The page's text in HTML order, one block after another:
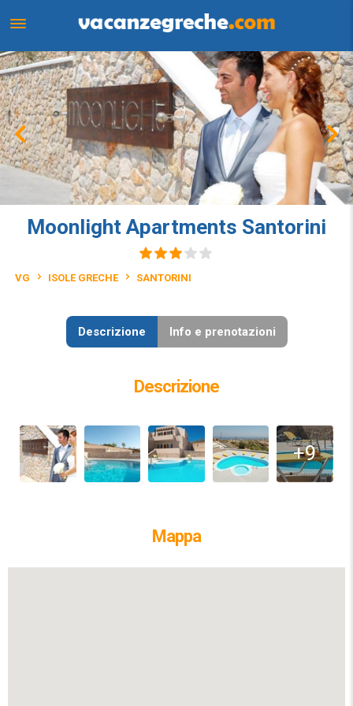
Moonlight Apartments Santorini
VG ISOLE GRECHE SANTORINI
Descrizione Info e prenotazioni
Descrizione
+9
Mappa